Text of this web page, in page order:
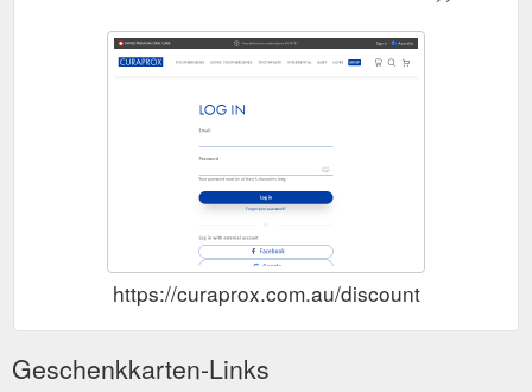
https://curaprox.com.au/discount
Geschenkkarten-Links